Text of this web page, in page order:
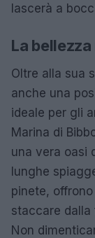
lascerà a
La
Oltre alla sua
anche una
ideale per gli
Marina di
una vera oasi
lunghe
pinete,
staccare dalla
Non